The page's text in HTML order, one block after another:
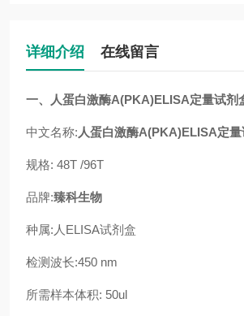
详细介绍 在线留言
一、人蛋白激酶A(PKA)ELISA定量试剂
中文名称: 人蛋白激酶A(PKA)ELISA定
规格: 48T /96T
品牌:臻科生物
种属:人ELISA试剂盒
检测波长:450 nm
所需样本体积: 50ul